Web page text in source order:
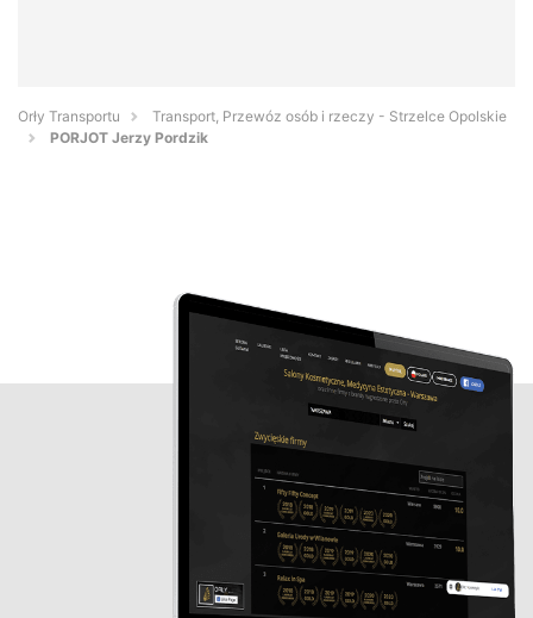
Orły Transportu
Transport, Przewóz osób i rzeczy - Strzelce Opolskie
PORJOT Jerzy Pordzik